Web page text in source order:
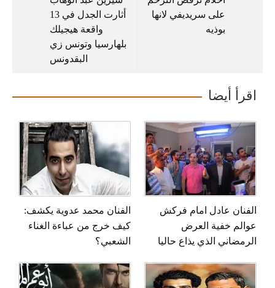
على سريديفي لانها
بوذيه
أثارت الجدل في 13
واقعة هيجيلك
بلهارسيا وتونس زي
البقدونس
اقرأ أيضا
الفنان عادل امام فركش
عوالم خفية العرض
الرمضاني الذي يذاع حاليا
الفنان محمد عدوية يكشف:
كيف خرج من عباءة الغناء
الشعبي؟